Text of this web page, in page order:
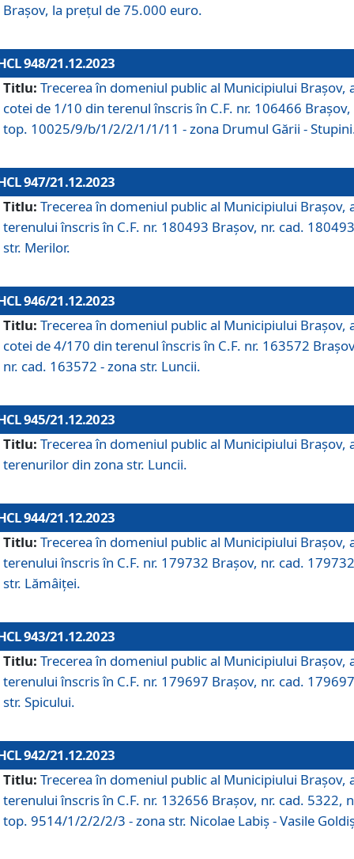
Brașov, la prețul de 75.000 euro.
948/21.12.2023
Titlu: Trecerea în domeniul public al Municipiului Braşov,
cotei de 1/10 din terenul înscris în C.F. nr. 106466 Brașov,
top. 10025/9/b/1/2/2/1/1/11 - zona Drumul Gării -
947/21.12.2023
Titlu: Trecerea în domeniul public al Municipiului Braşov,
terenului înscris în C.F. nr. 180493 Brașov, nr. cad.
str. Merilor.
946/21.12.2023
Titlu: Trecerea în domeniul public al Municipiului Braşov,
cotei de 4/170 din terenul înscris în C.F. nr. 163572
nr. cad. 163572 - zona str. Luncii.
945/21.12.2023
Titlu: Trecerea în domeniul public al Municipiului Braşov,
terenurilor din zona str. Luncii.
944/21.12.2023
Titlu: Trecerea în domeniul public al Municipiului Braşov,
terenului înscris în C.F. nr. 179732 Brașov, nr. cad.
str. Lămâiței.
943/21.12.2023
Titlu: Trecerea în domeniul public al Municipiului Braşov,
terenului înscris în C.F. nr. 179697 Brașov, nr. cad.
str. Spicului.
942/21.12.2023
Titlu: Trecerea în domeniul public al Municipiului Braşov,
terenului înscris în C.F. nr. 132656 Brașov, nr. cad. 5322,
top. 9514/1/2/2/2/3 - zona str. Nicolae Labiș - Vasile